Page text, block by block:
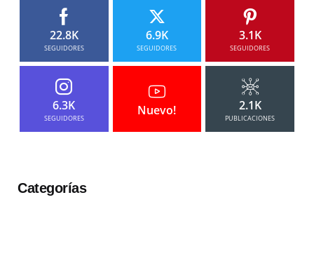
22.8K
SEGUIDORES
6.9K
SEGUIDORES
3.1K
SEGUIDORES
6.3K
SEGUIDORES
Nuevo! 2.1K
PUBLICACIONES
Categorías